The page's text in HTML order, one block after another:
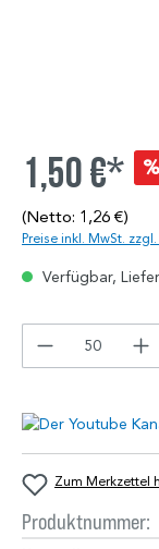
1,50 €* %
(Netto: 1,26 €)
Preise inkl. MwSt.
Verfügbar,
Zum Merkzettel
Produktnummer: